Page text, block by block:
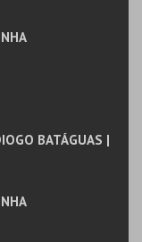
BATÁGUAS |